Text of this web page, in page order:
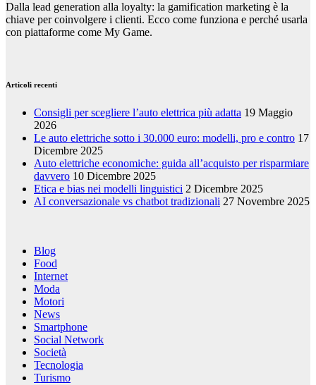
Dalla lead generation alla loyalty: la gamification marketing è la
chiave per coinvolgere i clienti. Ecco come funziona e perché usarla
con piattaforme come My Game.
Articoli recenti
Consigli per scegliere l’auto elettrica più adatta 19 Maggio
2026
Le auto elettriche sotto i 30.000 euro: modelli, pro e contro 17
Dicembre 2025
Auto elettriche economiche: guida all’acquisto per risparmiare
davvero 10 Dicembre 2025
Etica e bias nei modelli linguistici 2 Dicembre 2025
AI conversazionale vs chatbot tradizionali 27 Novembre 2025
Blog
Food
Internet
Moda
Motori
News
Smartphone
Social Network
Società
Tecnologia
Turismo